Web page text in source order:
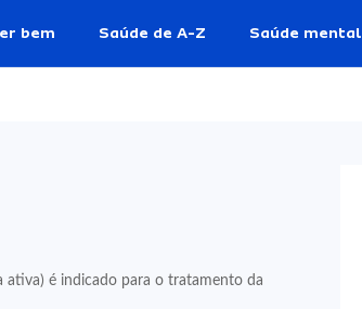
bem Saúde de A-Z Saúde mental
ativa) é indicado para o tratamento da